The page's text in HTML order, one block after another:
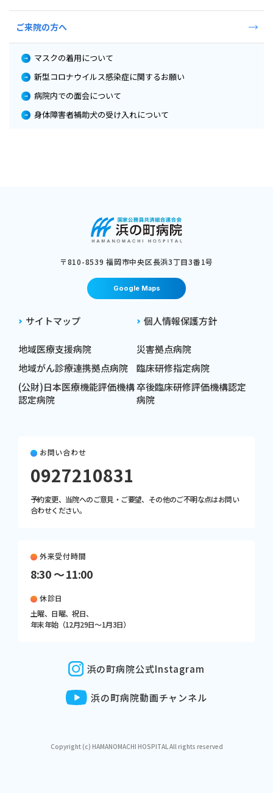
ご来院の方へ
マスクの着用について
新型コロナウイルス感染症に関するお願い
病院内での面会について
身体障害者補助犬の受け入れについて
〒810-8539 福岡市中央区⻑浜3丁⽬3番1号
Google Maps
サイトマップ 個人情報保護方針
地域医療支援病院
災害拠点病院
地域がん診療連携拠点病院
臨床研修指定病院
(公財)日本医療機能評価機構
認定病院
卒後臨床研修評価機構認定
病院
お問い合わせ
0927210831
予約変更、当院へのご意見・ご要望、その他のご不明な点はお問い
合わせください。
外来受付時間
8:30 〜 11:00
休診日
土曜、日曜、祝日、
年末年始（12月29日〜1月3日）
浜の町病院公式Instagram
浜の町病院動画チャンネル
Copyright (c) HAMANOMACHI HOSPITAL All rights reserved